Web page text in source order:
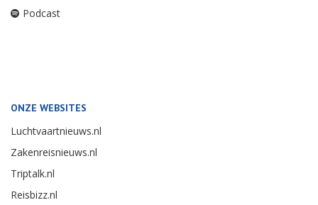
Podcast
ONZE WEBSITES
Luchtvaartnieuws.nl
Zakenreisnieuws.nl
Triptalk.nl
Reisbizz.nl